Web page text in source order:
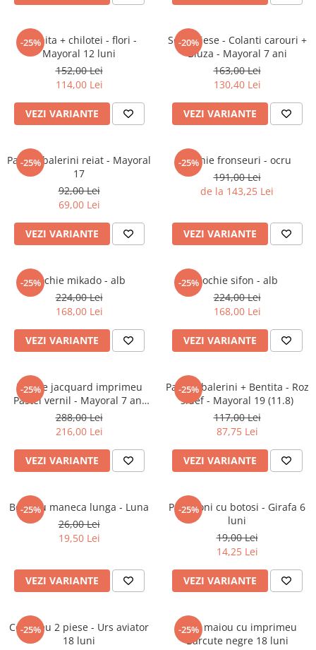
Jucarii muzicale
Jucarii pentru caini
Jucarii pentru constructii
Jucarii tematice
Masinute trenulete avioane
Papusi
Puzzle
Jucarii bebelusi
Jucarii carucior
Jucarii cuburi forme culori
Jucarii de baie
Jucarii de tras sau impins
Jucarii patut sau carusele
Jucarii plus pentru bebe
Jucarii zornaitoare si muzicale
Jucarii educative
Cunoasterea mediului
Diverse jucarii educative
Experimente
Jocuri educative pentru gradinite si
Logica
Saci jucarii si cutii depozitare
-25%
Rochita + chilotei - flori -
Mayoral 12 luni
152,00 Lei
114,00 Lei
VEZI VARIANTE
-20%
Set 2 piese - Colanti carouri +
Bluza - Mayoral 7 ani
163,00 Lei
130,40 Lei
VEZI VARIANTE
-25%
Pantofi balerini reiat - Mayoral
17
92,00 Lei
69,00 Lei
VEZI VARIANTE
-25%
Rochie fronseuri - ocru
191,00 Lei
de la 143,25 Lei
VEZI VARIANTE
-25%Rochie mikado - alb
224,00 Lei
168,00 Lei
VEZI VARIANTE
-25%Rochie sifon - alb
224,00 Lei
168,00 Lei
VEZI VARIANTE
-25%
Rochie jacquard imprimeu
Pastel vernil - Mayoral 7 ani
(122 cm)
288,00 Lei
216,00 Lei
VEZI VARIANTE
-25%
Pantofi balerini + Bentita - Roz
sidef - Mayoral 19 (11.8)
117,00 Lei
87,75 Lei
VEZI VARIANTE
-25%
Body cu maneca lunga - Luna
26,00 Lei
19,50 Lei
VEZI VARIANTE
-25%
Pantaloni cu botosi - Girafa 6
luni
19,00 Lei
14,25 Lei
VEZI VARIANTE
-25%
Compleu 2 piese - Urs aviator
18 luni
-25%
Body maiou cu imprimeu
Barcute negre 18 luni